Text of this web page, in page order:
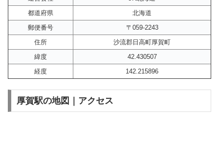
都道府県
北海道
郵便番号
〒059-2243
住所
沙流郡日高町厚賀町
緯度
42.430507
経度
142.215896
厚賀駅の地図｜アクセス